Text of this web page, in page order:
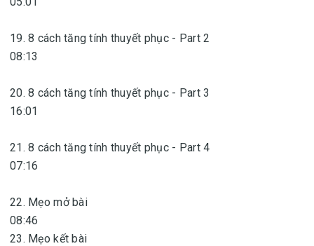
19. 8 cách tăng tính thuyết phục - Part 2
08:13
20. 8 cách tăng tính thuyết phục - Part 3
16:01
21. 8 cách tăng tính thuyết phục - Part 4
07:16
22. Mẹo mở bài
08:46
23. Mẹo kết bài